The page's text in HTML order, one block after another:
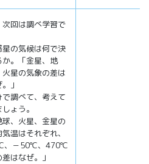
回は調べ学習で
星の気候は何で決
か。「金星、地
火星の気象の差は
」
で調べて、考えて
ょう。
球、火星、金星の
温はそれぞれ、
、－50℃、470℃
差はなぜ。」